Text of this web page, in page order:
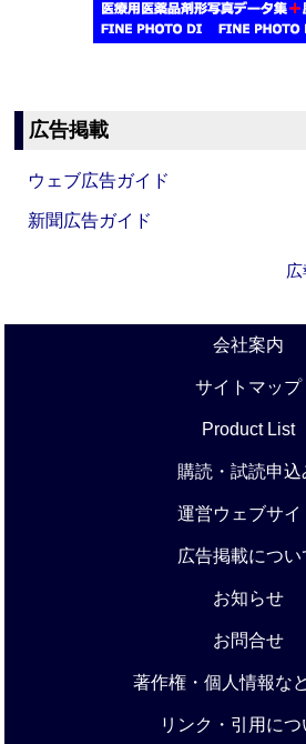
広告掲載
ウェブ広告ガイド
新聞広告ガイド
会社案内
サイトマップ
Product List
購読・試読申込
運営ウェブサイ
広告掲載につい
お知らせ
お問合せ
著作権・個人情報な
リンク・引用につ